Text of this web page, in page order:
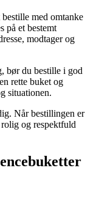
med omtanke
på et bestemt
modtager og
bør du bestille i god
rette buket og
situationen.
Når bestillingen er
og respektfuld